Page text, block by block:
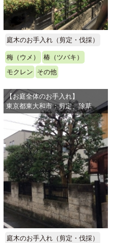
庭木のお手入れ（剪定・伐採）
梅（ウメ）
椿（ツバキ）
モクレン
その他
【お庭全体のお手入れ】
東京都東大和市：剪定、除草
庭木のお手入れ（剪定・伐採）